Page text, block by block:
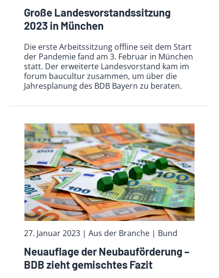
Große Landesvorstandssitzung
2023 in München
Die erste Arbeitssitzung offline seit dem Start
der Pandemie fand am 3. Februar in München
statt. Der erweiterte Landesvorstand kam im
forum baucultur zusammen, um über die
Jahresplanung des BDB Bayern zu beraten.
27. Januar 2023 | Aus der Branche | Bund
Neuauflage der Neubauförderung –
BDB zieht gemischtes Fazit